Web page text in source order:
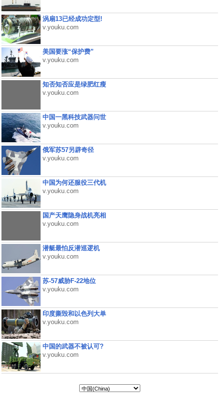
涡扇13已经成功定型!
v.youku.com
美国要涨“保护费”
v.youku.com
知否知否应是绿肥红瘦
v.youku.com
中国一黑科技武器问世
v.youku.com
俄军苏57另辟奇径
v.youku.com
中国为何还服役三代机
v.youku.com
国产天鹰隐身战机亮相
v.youku.com
潜艇最怕反潜巡逻机
v.youku.com
苏-57威胁F-22地位
v.youku.com
印度撕毁和以色列大单
v.youku.com
中国的武器不被认可?
v.youku.com